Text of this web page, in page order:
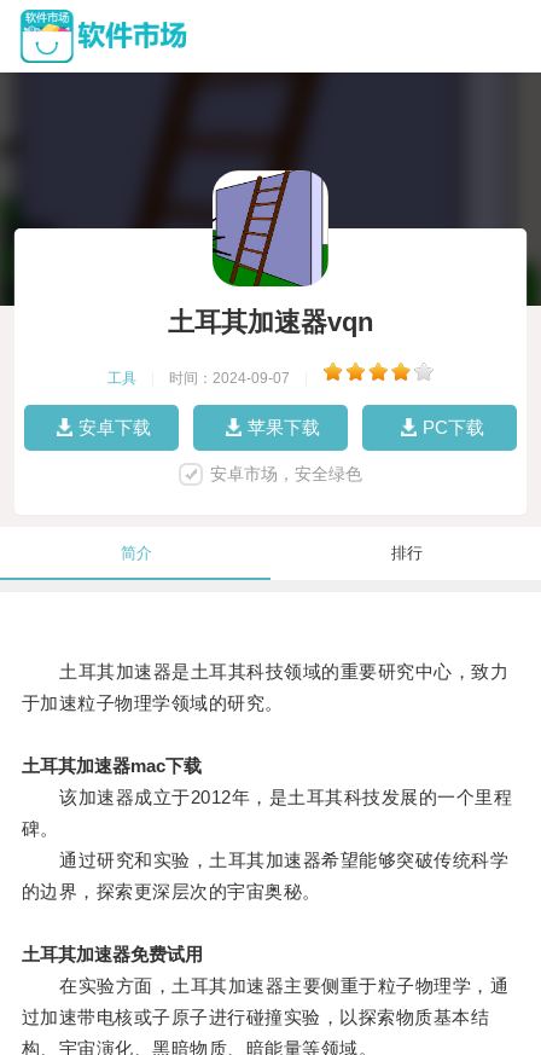
土耳其加速器vqn
工具 时间：2024-09-07
安卓下载 苹果下载 PC下载
安卓市场，安全绿色
简介 排行
土耳其加速器是土耳其科技领域的重要研究中心，致力
于加速粒子物理学领域的研究。
土耳其加速器mac下载
该加速器成立于2012年，是土耳其科技发展的一个里程
碑。
通过研究和实验，土耳其加速器希望能够突破传统科学
的边界，探索更深层次的宇宙奥秘。
土耳其加速器免费试用
在实验方面，土耳其加速器主要侧重于粒子物理学，通
过加速带电核或子原子进行碰撞实验，以探索物质基本结
构、宇宙演化、黑暗物质、暗能量等领域。